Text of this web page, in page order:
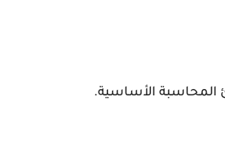
المحاسبة الأساسية.